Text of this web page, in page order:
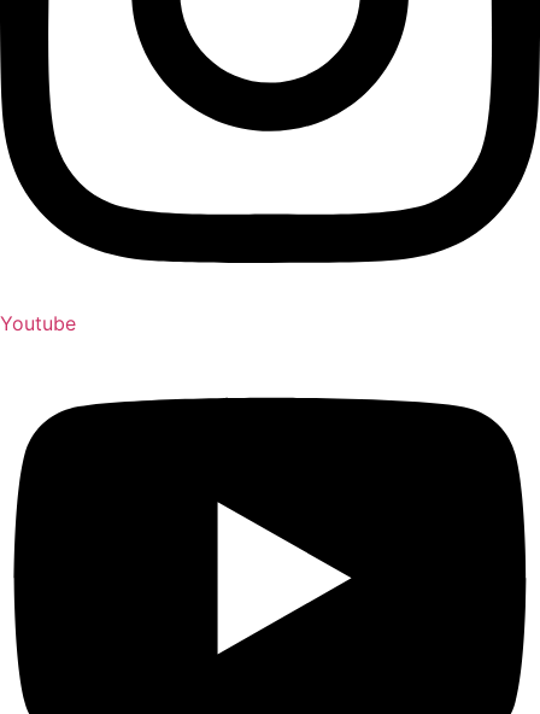
Youtube